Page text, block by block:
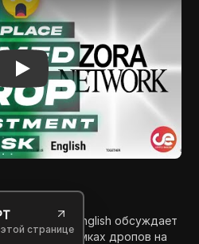
странице
Crypto English обсуждает
$8 в рамках дропов на